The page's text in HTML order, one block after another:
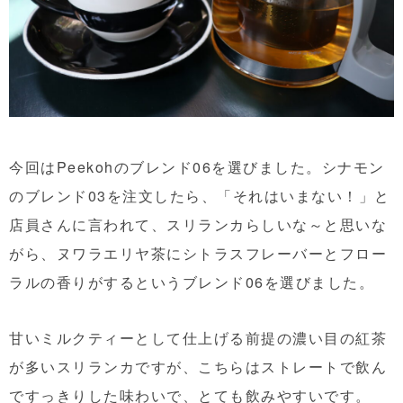
今回はPeekohのブレンド06を選びました。シナモン
のブレンド03を注文したら、「それはいまない！」と
店員さんに言われて、スリランカらしいな～と思いな
がら、ヌワラエリヤ茶にシトラスフレーバーとフロー
ラルの香りがするというブレンド06を選びました。
甘いミルクティーとして仕上げる前提の濃い目の紅茶
が多いスリランカですが、こちらはストレートで飲ん
ですっきりした味わいで、とても飲みやすいです。